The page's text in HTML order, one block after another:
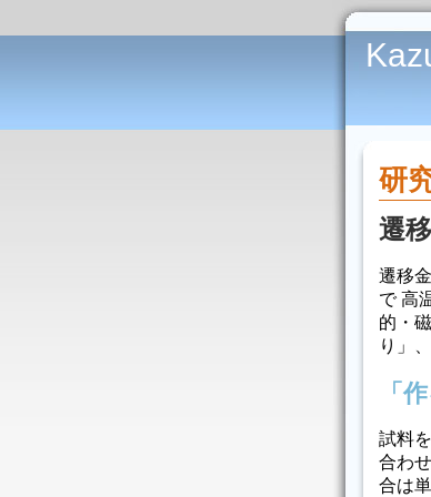
研
遷
遷移
で 高
的・
り」
「
試料
合わ
合は